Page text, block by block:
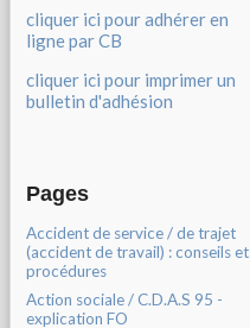
cliquer ici pour adhérer en
ligne par CB
cliquer ici pour imprimer un
bulletin d'adhésion
Pages
Accident de service / de trajet
(accident de travail) : conseils et
procédures
Action sociale / C.D.A.S 95 -
explication FO